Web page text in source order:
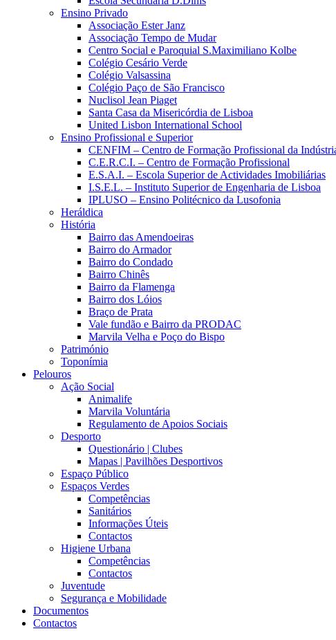
Ensino Privado
Associação Ester Janz
Associação Tempo de Mudar
Centro Social e Paroquial S.Maximiliano Kolbe
Colégio Cesário Verde
Colégio Valsassina
Colégio Paço de São Francisco
Nuclisol Jean Piaget
Santa Casa da Misericórdia de Lisboa
United Lisbon International School
Ensino Profissional e Superior
CENFIM – Centro de Formação Profissional da
C.E.R.C.I. – Centro de Formação Profissional
E.S.A.I. – Escola Superior de Actividades Imobiliárias
I.S.E.L. – Instituto Superior de Engenharia de Lisboa
IPLUSO – Ensino Politécnico da Lusofonia
Heráldica
História
Bairro das Amendoeiras
Bairro do Armador
Bairro do Condado
Bairro Chinês
Bairro da Flamenga
Bairro dos Lóios
Braço de Prata
Vale fundão e Bairro da PRODAC
Marvila Velha e Poço do Bispo
Património
Toponímia
Pelouros
Ação Social
Animalife
Marvila Voluntária
Regulamento de Apoios Sociais
Desporto
Questionário | Clubes
Mapas | Pavilhões Desportivos
Espaço Público
Espaços Verdes
Competências
Sanitários
Informações Úteis
Contactos
Higiene Urbana
Competências
Contactos
Juventude
Segurança e Mobilidade
Documentos
Contactos